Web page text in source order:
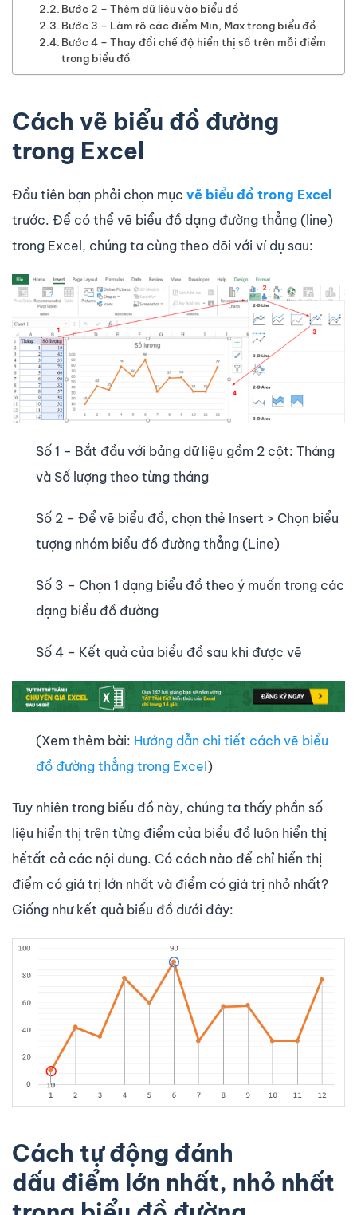
Bước 2 – Thêm dữ liệu vào biểu đồ
Bước 3 – Làm rõ các điểm Min, Max trong biểu đồ
Bước 4 – Thay đổi chế độ hiển thị số trên mỗi điểm
trong biểu đồ
Cách vẽ biểu đồ đường
trong Excel
Đầu tiên bạn phải chọn mục vẽ biểu đồ trong Excel
trước. Để có thể vẽ biểu đồ dạng đường thẳng (line)
trong Excel, chúng ta cùng theo dõi với ví dụ sau:
Số 1 – Bắt đầu với bảng dữ liệu gồm 2 cột: Tháng
và Số lượng theo từng tháng
Số 2 – Để vẽ biểu đồ, chọn thẻ Insert > Chọn biểu
tượng nhóm biểu đồ đường thẳng (Line)
Số 3 – Chọn 1 dạng biểu đồ theo ý muốn trong các
dạng biểu đồ đường
Số 4 – Kết quả của biểu đồ sau khi được vẽ
(Xem thêm bài: Hướng dẫn chi tiết cách vẽ biểu
đồ đường thẳng trong Excel)
Tuy nhiên trong biểu đồ này, chúng ta thấy phần số
liệu hiển thị trên từng điểm của biểu đồ luôn hiển thị
hếtất cả các nội dung. Có cách nào để chỉ hiển thị
điểm có giá trị lớn nhất và điểm có giá trị nhỏ nhất?
Giống như kết quả biểu đồ dưới đây:
Cách tự động đánh
dấu điểm lớn nhất, nhỏ nhất